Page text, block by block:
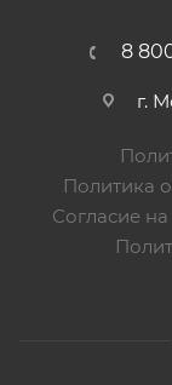
8
г.
Политика
Согласие